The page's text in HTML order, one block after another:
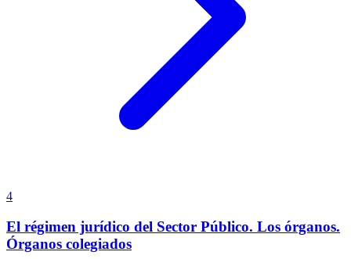
4
El régimen jurídico del Sector Público. Los órganos.
Órganos colegiados